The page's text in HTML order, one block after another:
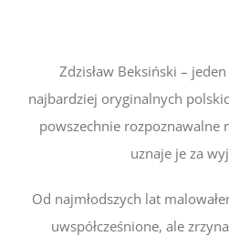
Zdzisław Beksiński –
najbardziej oryginalnych
powszechnie rozpoznawalne
uznaje je za
Od najmłodszych lat
uwspółcześnione, ale